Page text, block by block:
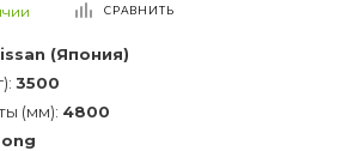
СРАВНИТЬ
(Япония)
3500
(мм): 4800